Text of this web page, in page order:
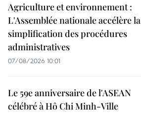
Agriculture et environnement :
L'Assemblée nationale accélère la
simplification des procédures
administratives
07/08/2026 10:01
Le 59e anniversaire de l'ASEAN
célébré à Hô Chi Minh-Ville